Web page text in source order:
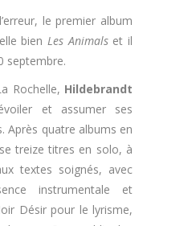
le premier album
bien Les Animalset il
septembre.
Rochelle, Hildebrandt
et assumer ses
Après quatre albums en
treize titres en solo, à
textes soignés, avec
instrumentale et
Désir pour le lyrisme,